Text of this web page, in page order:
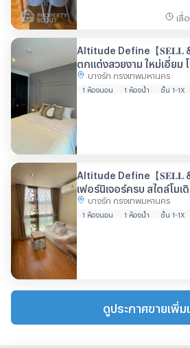
เลื่
Altitude Define【𝐒𝐄𝐋𝐋
ตกแต่งสวยงาม ใหม่เอี่ยม
ครบ ใกล้ MRT สามย่าน🔥
@hacondo
บางรัก กรุงเทพมหานคร
1 ห้องนอน 1 ห้องน้ำ ชั้น 1-1X
Altitude Define【𝐒𝐄𝐋𝐋
เฟอร์นิเจอร์ครบ สไตล์โมเ
รู้สึกอบอุ่น🔥 ติดต่อไลน์ไอ
บางรัก กรุงเทพมหานคร
1 ห้องนอน 1 ห้องน้ำ ชั้น 1-1X
ดูประกาศขายเพิ่ม